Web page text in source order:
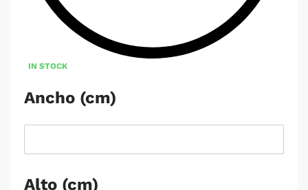
IN STOCK
Ancho (cm)
Alto (cm)